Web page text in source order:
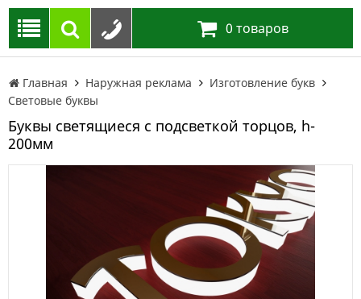
0 товаров
Главная Наружная реклама
Изготовление букв
Световые буквы
Буквы светящиеся с подсветкой торцов, h-
200мм